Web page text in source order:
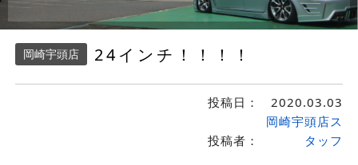
岡崎宇頭店 24インチ！！！！
投稿日： 2020.03.03
投稿者：
岡崎宇頭店ス
タッフ